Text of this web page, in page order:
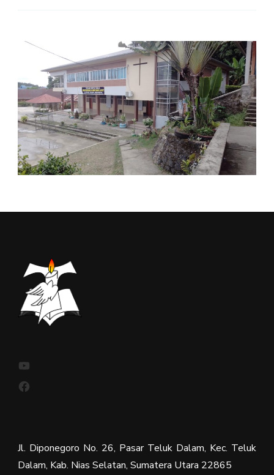
Jl. Diponegoro No. 26, Pasar Teluk Dalam, Kec. Teluk
Dalam, Kab. Nias Selatan, Sumatera Utara 22865